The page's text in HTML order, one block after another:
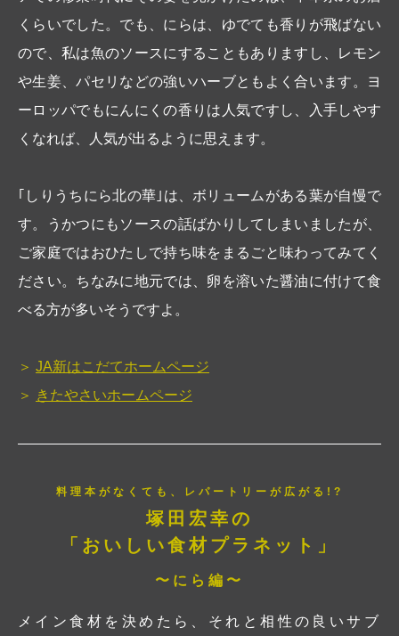
くらいでした。でも、にらは、ゆでても香りが飛ばない
ので、私は魚のソースにすることもありますし、レモン
や生姜、パセリなどの強いハーブともよく合います。ヨ
ーロッパでもにんにくの香りは人気ですし、入手しやす
くなれば、人気が出るように思えます。
｢しりうちにら北の華｣は、ボリュームがある葉が自慢で
す。うかつにもソースの話ばかりしてしまいましたが、
ご家庭ではおひたしで持ち味をまるごと味わってみてく
ださい。ちなみに地元では、卵を溶いた醤油に付けて食
べる方が多いそうですよ。
JA新はこだてホームページ
きたやさいホームページ
料理本がなくても、レパートリーが広がる!?
塚田宏幸の
「おいしい食材プラネット」
〜にら編〜
メイン食材を決めたら、それと相性の良いサブ